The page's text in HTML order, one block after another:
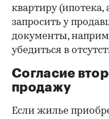
квартиру (ипотека,
запросить у
документы,
убедиться в
Согласие
продажу
Если жилье